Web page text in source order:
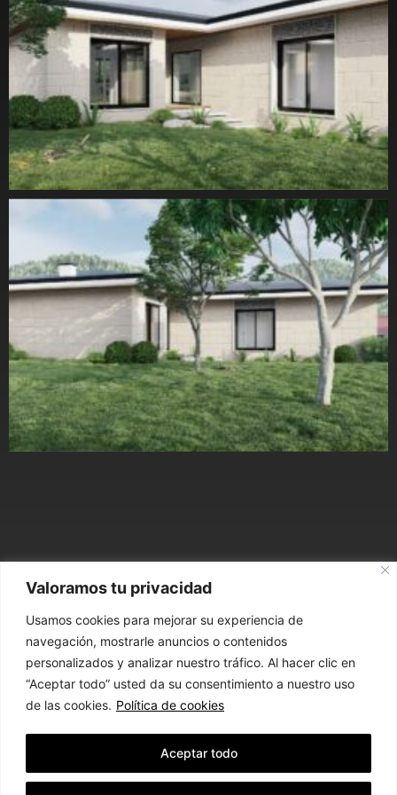
Valoramos tu privacidad
Usamos cookies para mejorar su experiencia de
navegación, mostrarle anuncios o contenidos
personalizados y analizar nuestro tráfico. Al hacer clic en
“Aceptar todo” usted da su consentimiento a nuestro uso
de las cookies. Política de cookies
Aceptar todo
ARQUITECTURA,
URBANISMO E INGENIERÍA
CONTACTO